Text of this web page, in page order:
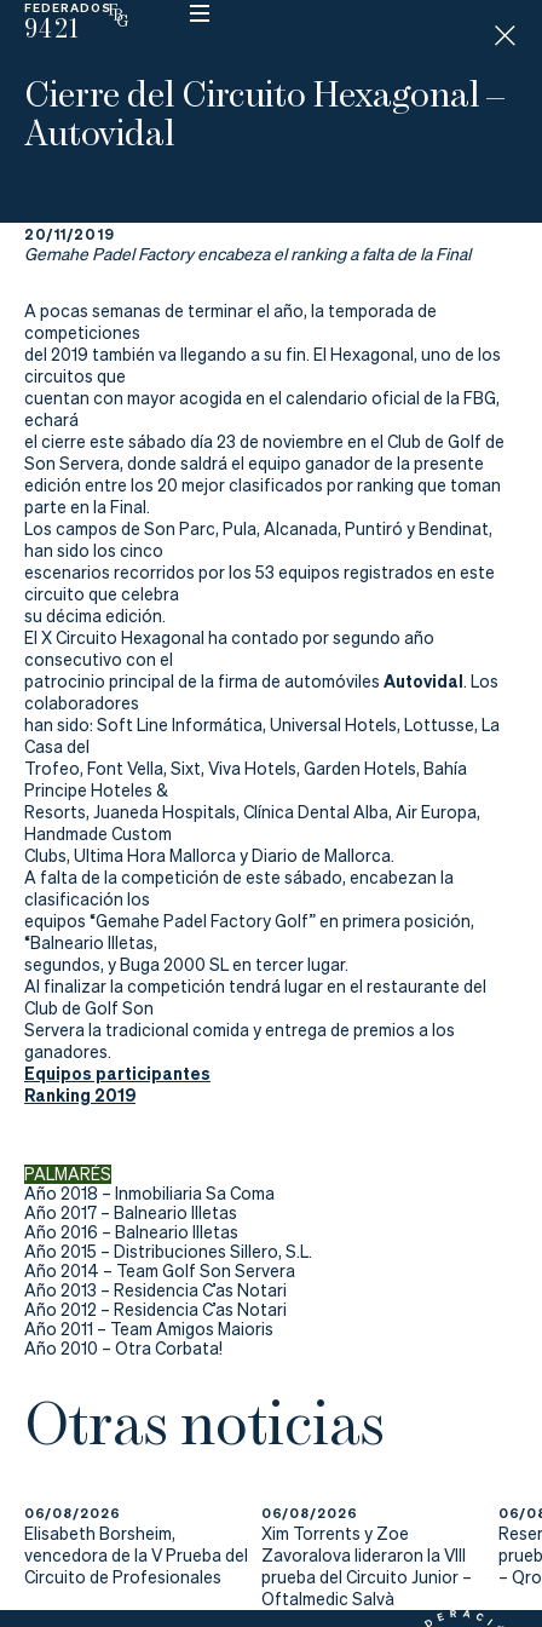
FEDERADOS
9421
ESP
N
D
C
La
Federación
Federarse
Jugar
Aprender
Actualidad
Tienda
Cierre del Circuito Hexagonal –
Autovidal
20/11/2019
Gemahe Padel Factory encabeza el ranking a falta de la Final
A pocas semanas de terminar el año, la temporada de
competiciones
del 2019 también va llegando a su fin. El Hexagonal, uno de los
circuitos que
cuentan con mayor acogida en el calendario oficial de la FBG,
echará
el cierre este sábado día 23 de noviembre en el Club de Golf de
Son Servera, donde saldrá el equipo ganador de la presente
edición entre los 20 mejor clasificados por ranking que toman
parte en la Final.
Los campos de Son Parc, Pula, Alcanada, Puntiró y Bendinat,
han sido los cinco
escenarios recorridos por los 53 equipos registrados en este
circuito que celebra
su décima edición.
El X Circuito Hexagonal ha contado por segundo año
consecutivo con el
patrocinio principal de la firma de automóviles Autovidal. Los
colaboradores
han sido: Soft Line Informática, Universal Hotels, Lottusse, La
Casa del
Trofeo, Font Vella, Sixt, Viva Hotels, Garden Hotels, Bahía
Principe Hoteles &
Resorts, Juaneda Hospitals, Clínica Dental Alba, Air Europa,
Handmade Custom
Clubs, Ultima Hora Mallorca y Diario de Mallorca.
A falta de la competición de este sábado, encabezan la
clasificación los
equipos “Gemahe Padel Factory Golf” en primera posición,
“Balneario Illetas,
segundos, y Buga 2000 SL en tercer lugar.
Al finalizar la competición tendrá lugar en el restaurante del
Club de Golf Son
Servera la tradicional comida y entrega de premios a los
ganadores.
Equipos participantes
Ranking 2019
PALMARÉS
Año 2018 – Inmobiliaria Sa Coma
Año 2017 – Balneario Illetas
Año 2016 – Balneario Illetas
Año 2015 – Distribuciones Sillero, S.L.
Año 2014 – Team Golf Son Servera
Año 2013 – Residencia C’as Notari
Año 2012 – Residencia C’as Notari
Año 2011 – Team Amigos Maioris
Año 2010 – Otra Corbata!
Otras noticias
06/08/2026
Elisabeth Borsheim,
vencedora de la V Prueba del
Circuito de Profesionales
06/08/2026
Xim Torrents y Zoe
Zavoralova lideraron la VIII
prueba del Circuito Junior –
Oftalmedic Salvà
06/
–